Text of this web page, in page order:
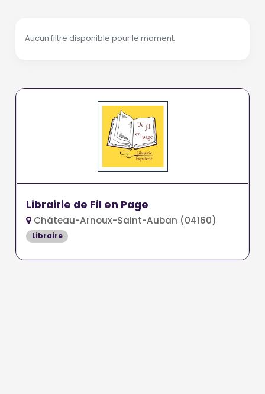
Aucun filtre disponible pour le moment.
Librairie de Fil en Page
Château-Arnoux-Saint-Auban (04160)
Libraire